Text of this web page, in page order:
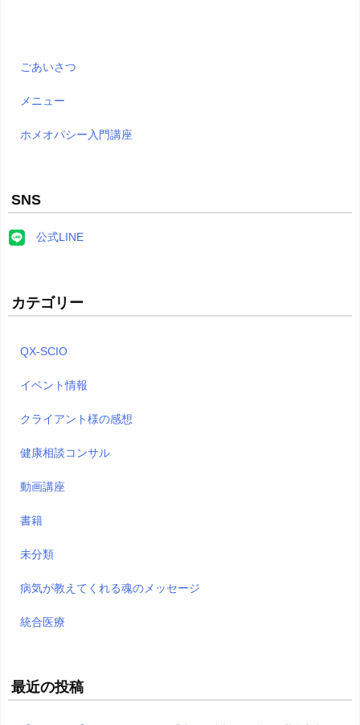
ごあいさつ
メニュー
ホメオパシー入門講座
SNS
公式LINE
カテゴリー
QX-SCIO
イベント情報
クライアント様の感想
健康相談コンサル
動画講座
書籍
未分類
病気が教えてくれる魂のメッセージ
統合医療
最近の投稿